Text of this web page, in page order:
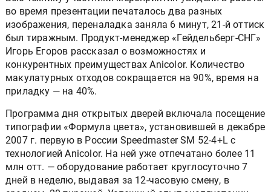
во время презентации печаталось два разных
изображения, переналадка заняла 6 минут, 21-й оттиск
был тиражным. Продукт-менеджер «Гейдельберг-СНГ»
Игорь Егоров рассказал о возможностях и
конкурентных преимуществах Anicolor. Количество
макулатурных отходов сокращается на 90%, время на
приладку — на 40%.
Программа дня открытых дверей включала посещение
типографии «Формула цвета», установившей в декабре
2007 г. первую в России Speedmaster SM 52-4+L с
технологией Anicolor. На ней уже отпечатано более 11
млн отт. — оборудование работает круглосуточно 7
дней в неделю, выдавая за 12-часовую смену, в